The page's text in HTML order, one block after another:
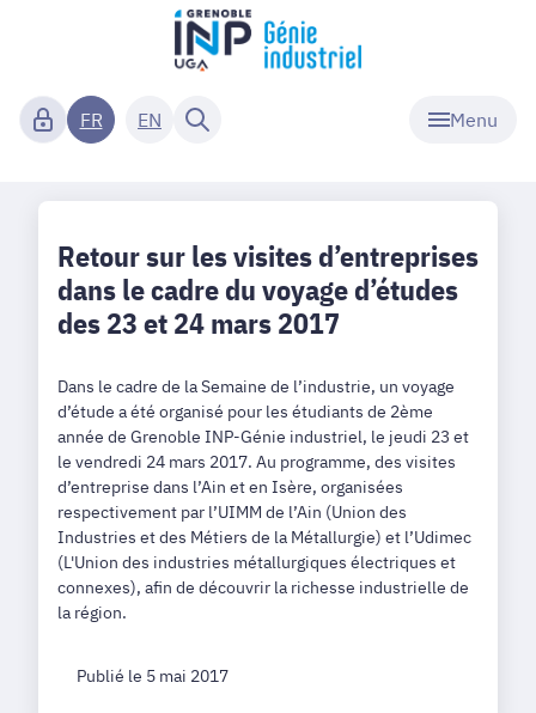
Menu
FR EN
Retour sur les visites d’entreprises
dans le cadre du voyage d’études
des 23 et 24 mars 2017
Dans le cadre de la Semaine de l’industrie, un voyage
d’étude a été organisé pour les étudiants de 2ème
année de Grenoble INP-Génie industriel, le jeudi 23 et
le vendredi 24 mars 2017. Au programme, des visites
d’entreprise dans l’Ain et en Isère, organisées
respectivement par l’UIMM de l’Ain (Union des
Industries et des Métiers de la Métallurgie) et l’Udimec
(L'Union des industries métallurgiques électriques et
connexes), afin de découvrir la richesse industrielle de
la région.
Publié le 5 mai 2017